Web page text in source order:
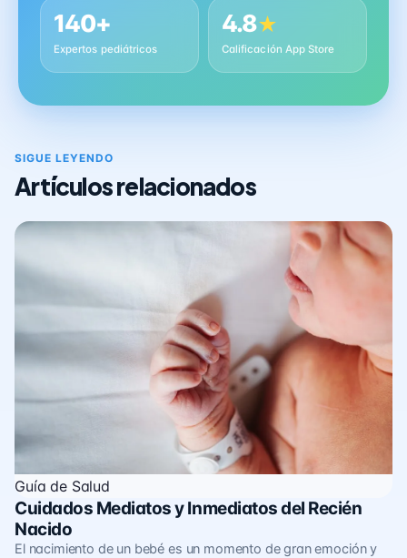
140+
Expertos pediátricos
4.8★
Calificación App Store
SIGUE LEYENDO
Artículos relacionados
Guía de Salud
Cuidados Mediatos y Inmediatos del Recién
Nacido
El nacimiento de un bebé es un momento de gran emoción y